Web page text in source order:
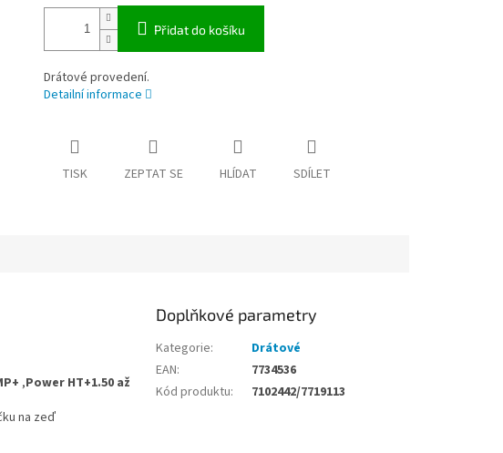
Přidat do košíku
Drátové provedení.
Detailní informace
TISK ZEPTAT SE HLÍDAT SDÍLET
,Power HT+1.50 až
na zeď
Doplňkové parametry
Kategorie:
Drátové
EAN:
7734536
Kód produktu: 7102442/7719113